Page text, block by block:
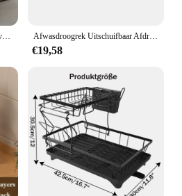
Afwasdroogrek Uitschuifbaar Afdruiprek Voor Keuken Aanrecht Met Afvoerbak Rustvrij Rek Voor 8 Platen Met 2 Gebruiksvoorwerp Houder
€19,58